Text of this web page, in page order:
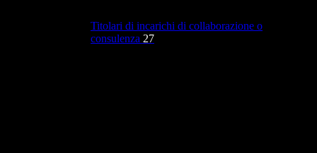
Titolari di incarichi di collaborazione o
consulenza 27